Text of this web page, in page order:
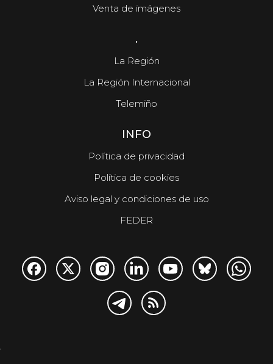
Venta de imágenes
.
La Región
La Región Internacional
Telemiño
INFO
Política de privacidad
Política de cookies
Aviso legal y condiciones de uso
FEDER